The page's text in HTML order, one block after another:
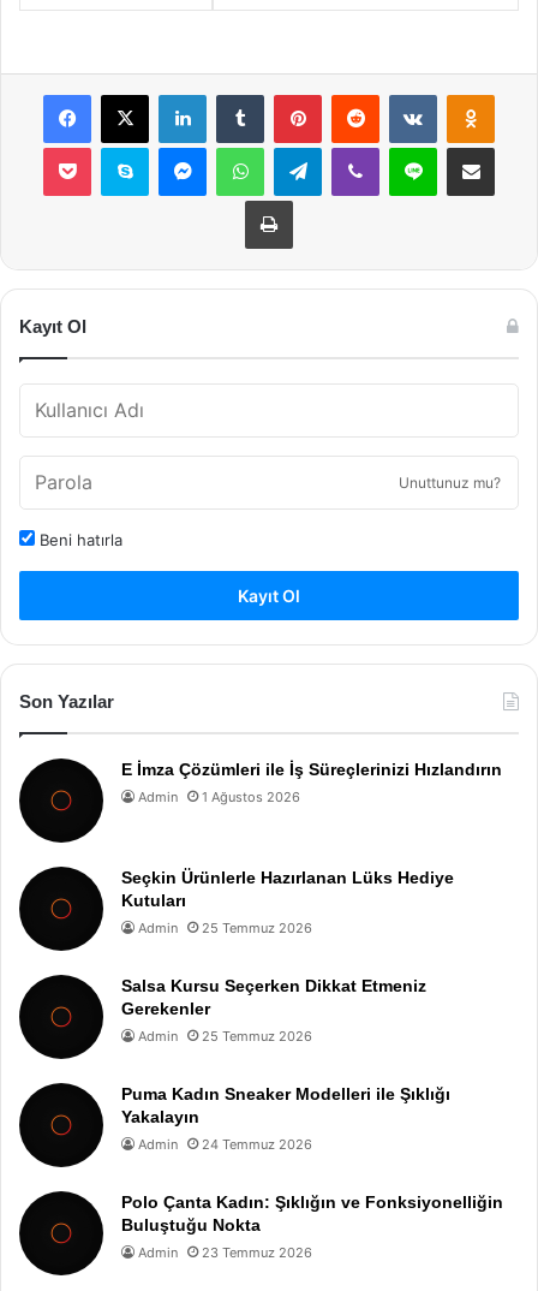
Facebook
X LinkedInTumblr PinterestReddit VKontakte
Pocket Skype MessengerWhatsAppTelegramViber Line E-Posta ile
Yazdır
Kayıt Ol
Unuttunuz mu?
Beni hatırla
Kayıt Ol
Son Yazılar
E İmza Çözümleri ile İş Süreçlerinizi Hızlandırın
Admin 1 Ağustos 2026
Seçkin Ürünlerle Hazırlanan Lüks Hediye
Kutuları
Admin 25 Temmuz 2026
Salsa Kursu Seçerken Dikkat Etmeniz
Gerekenler
Admin 25 Temmuz 2026
Puma Kadın Sneaker Modelleri ile Şıklığı
Yakalayın
Admin 24 Temmuz 2026
Polo Çanta Kadın: Şıklığın ve Fonksiyonelliğin
Buluştuğu Nokta
Admin 23 Temmuz 2026